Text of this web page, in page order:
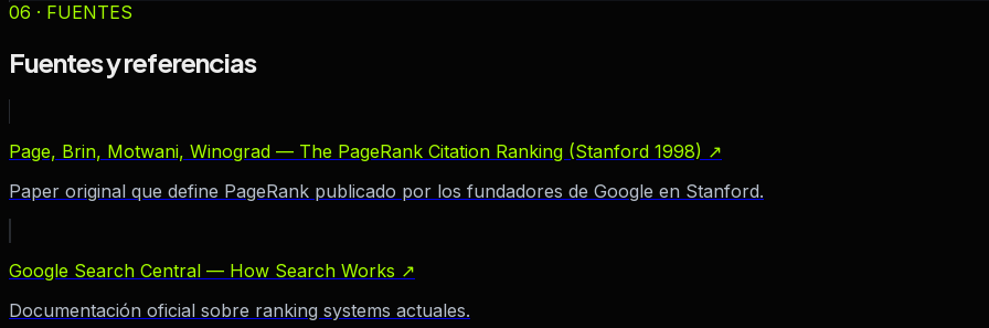
06 · FUENTES
Fuentes y referencias
Page, Brin, Motwani, Winograd — The PageRank Citation Ranking (Stanford 1998) ↗
Paper original que define PageRank publicado por los fundadores de Google en Stanford.
Google Search Central — How Search Works ↗
Documentación oficial sobre ranking systems actuales.